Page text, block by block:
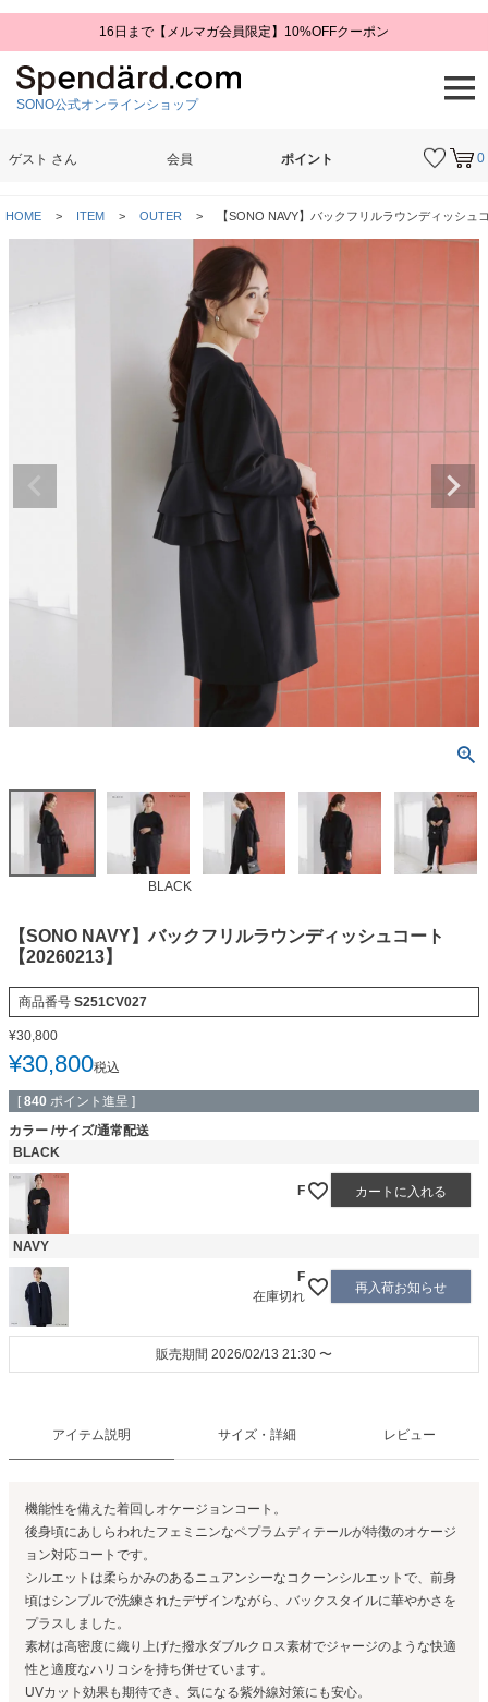
16日まで【メルマガ会員限定】10%OFFクーポン
SONO公式オンラインショップ
0
ゲスト さん 会員 ポイント
HOME ITEM OUTER 【SONO NAVY】バックフリルラウンディッシュ
BLACK
【SONO NAVY】バックフリルラウンディッシュコート
【20260213】
商品番号 S251CV027
¥30,800
¥30,800税込
[ 840 ポイント進呈 ]
カラー サイズ/通常配送
BLACK
F カートに入れる
NAVY
F
在庫切れ
再入荷お知らせ
販売期間 2026/02/13 21:30 〜
アイテム説明 サイズ・詳細 レビュー
機能性を備えた着回しオケージョンコート。
後身頃にあしらわれたフェミニンなペプラムディテールが特徴のオケージ
ョン対応コートです。
シルエットは柔らかみのあるニュアンシーなコクーンシルエットで、前身
頃はシンプルで洗練されたデザインながら、バックスタイルに華やかさを
プラスしました。
素材は高密度に織り上げた撥水ダブルクロス素材でジャージのような快適
性と適度なハリコシを持ち併せています。
UVカット効果も期待でき、気になる紫外線対策にも安心。